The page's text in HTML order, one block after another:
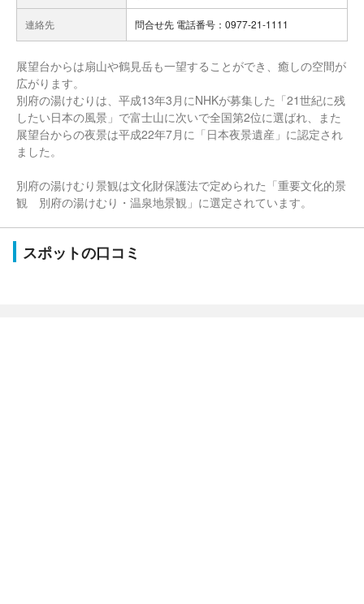
連絡先 問合せ先 電話番号：0977-21-1111
展望台からは扇山や鶴見岳も一望することができ、癒しの空間が
広がります。
別府の湯けむりは、平成13年3月にNHKが募集した「21世紀に残
したい日本の風景」で富士山に次いで全国第2位に選ばれ、また
展望台からの夜景は平成22年7月に「日本夜景遺産」に認定され
ました。
別府の湯けむり景観は文化財保護法で定められた「重要文化的景
観 別府の湯けむり・温泉地景観」に選定されています。
スポットの口コミ